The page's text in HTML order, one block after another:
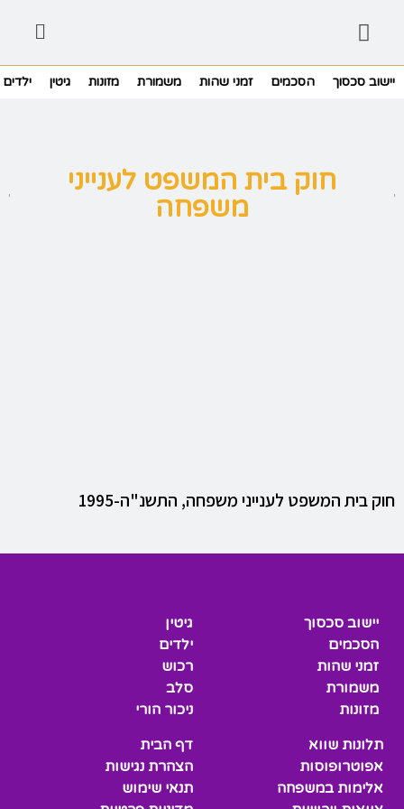
יישוב סכסוך הסכמים זמני שהות משמורת מזונות גיטין ילדים
חוק בית המשפט לענייני
משפחה
חוק בית המשפט לענייני משפחה, התשנ"ה-1995
יישוב סכסוך
הסכמים
זמני שהות
משמורת
מזונות
גיטין
ילדים
רכוש
סלב
ניכור הורי
תלונות שווא
אפוטרופוסות
אלימות במשפחה
דף הבית
הצהרת נגישות
תנאי שימוש